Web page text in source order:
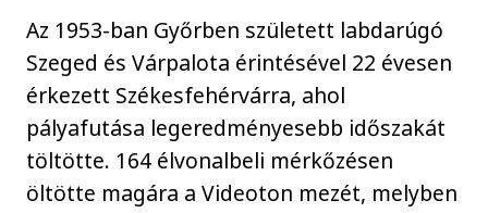
Az 1953-ban Győrben született labdarúgó
Szeged és Várpalota érintésével 22 évesen
érkezett Székesfehérvárra, ahol
pályafutása legeredményesebb időszakát
töltötte. 164 élvonalbeli mérkőzésen
öltötte magára a Videoton mezét, melyben